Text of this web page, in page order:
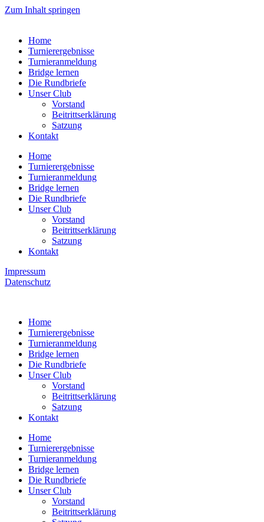
Zum Inhalt springen
Home
Turnierergebnisse
Turnieranmeldung
Bridge lernen
Die Rundbriefe
Unser Club
Vorstand
Beitrittserklärung
Satzung
Kontakt
Home
Turnierergebnisse
Turnieranmeldung
Bridge lernen
Die Rundbriefe
Unser Club
Vorstand
Beitrittserklärung
Satzung
Kontakt
Impressum
Datenschutz
Home
Turnierergebnisse
Turnieranmeldung
Bridge lernen
Die Rundbriefe
Unser Club
Vorstand
Beitrittserklärung
Satzung
Kontakt
Home
Turnierergebnisse
Turnieranmeldung
Bridge lernen
Die Rundbriefe
Unser Club
Vorstand
Beitrittserklärung